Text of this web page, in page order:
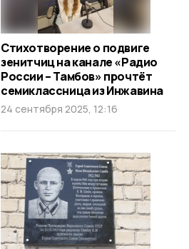
Стихотворение о подвиге
зенитчиц на канале «Радио
России – Тамбов» прочтёт
семиклассница из Инжавина
24 сентября 2025, 12:16